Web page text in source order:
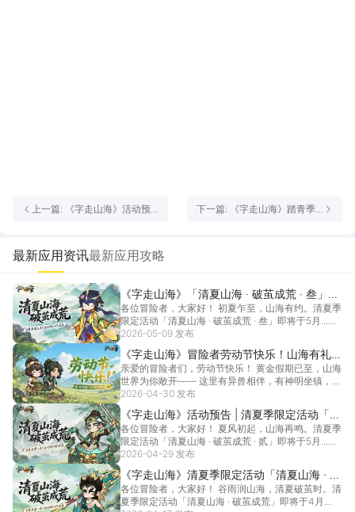
上一篇: 《字走山海》活动预
启！
下一篇: 《字走山海》踏青季
最新应用资讯最新应用攻略
《字走山海》「清夏山海 · 破茧成荒 · 叁」即
将开启！
各位冒险者，大家好！ 初夏乍至，山海有约。清夏季
限定活动「清夏山海 · 破茧成荒 · 叁」即将于5月...
[详情]
2026-05-09 发布
《字走山海》冒险者劳动节快乐！山海有礼伴
君行，处处皆是好风景~
亲爱的冒险者们，劳动节快乐！ 黄金假期已至，山海
世界为你敞开—— 这里有异兽相伴，有神明坐镇，还
有无... [详情]
2026-04-30 发布
《字走山海》活动预告 | 清夏季限定活动「清
夏山海 · 破茧成荒 · 贰」即将开启！
各位冒险者，大家好！ 夏风初起，山海再鸣。清夏季
限定活动「清夏山海 · 破茧成荒 · 贰」即将于5月...
[详情]
2026-04-29 发布
《字走山海》清夏季限定活动「清夏山海 · 破
茧成荒」即将开启！
各位冒险者，大家好！ 谷雨润山海，清夏破茧时。清
夏季限定活动「清夏山海 · 破茧成荒」即将于4月